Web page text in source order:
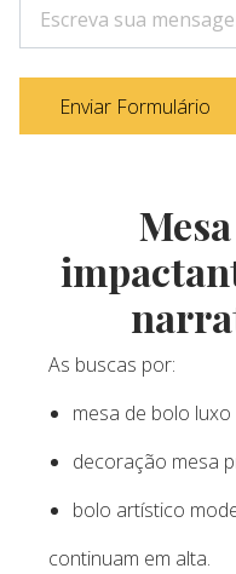
Enviar Formulário
As buscas por:
mesa de bolo luxo
decoração mesa
bolo artístico
continuam em alta.